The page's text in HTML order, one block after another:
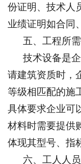
份证明、技术人
业绩证明如合同
五、工程所
技术设备是
请建筑资质时，
等级相匹配的施
具体要求企业可
材料时需要提供
体现其型号、指
六、工人人